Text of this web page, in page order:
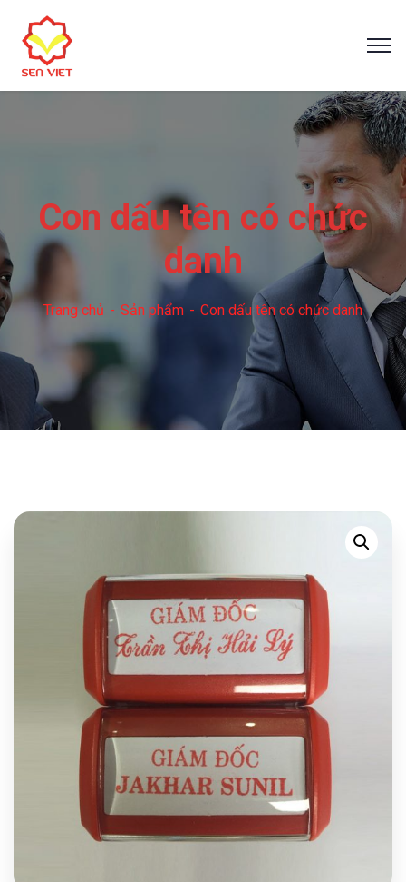
Con dấu tên có chức
danh
Trang chủ Sản phẩm Con dấu tên có chức danh